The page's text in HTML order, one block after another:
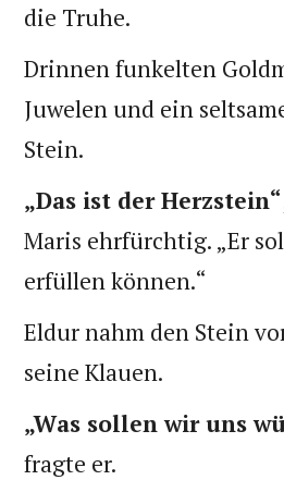
die Truhe.
Drinnen funkelten
Juwelen und ein
Stein.
„Das ist der Herzstein“
Maris ehrfürchtig. „Er
erfüllen können.“
Eldur nahm den Stein
seine Klauen.
„Was sollen wir uns
fragte er.